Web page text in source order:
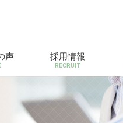
声 採用情報
RECRUIT